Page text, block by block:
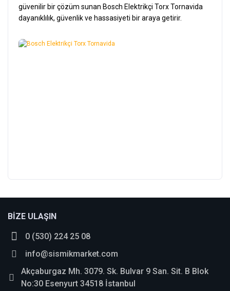
güvenilir bir çözüm sunan Bosch Elektrikçi Torx Tornavida
dayanıklılık, güvenlik ve hassasiyeti bir araya getirir.
BİZE ULAŞIN
0 (530) 224 25 08
info@sismikmarket.com
Akçaburgaz Mh. 3079. Sk. Bulvar 9 San. Sit. B Blok
No:30 Esenyurt 34518 İstanbul